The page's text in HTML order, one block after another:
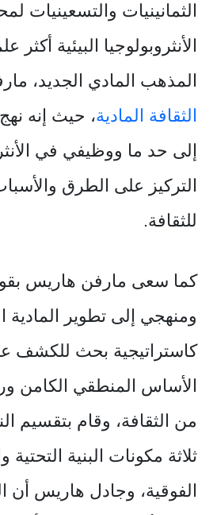
الثمانينيات والتسعينيات
الأنثروبولوجيا البيئية أكثر
المذهب المادي الجديد،
الثقافة المادية، حيث إنه
إلى حد ما ووظيفي في
التركيز على الطرق
للثقافة.
كما سعى مارفن هاريس
ومنهجي إلى تطوير المادية
كاستراتيجية بحث للكشف
الأساس المنطقي الكامن
من الثقافة، وقام بتقسيم
ثلاثة مكونات البنية التحتية
الفوقية، وجادل هاريس أن